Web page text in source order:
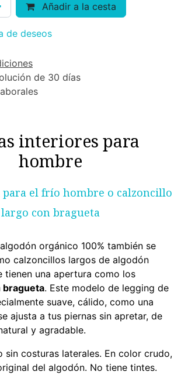
Añadir a la cesta
de deseos
de 30 días
interiores para
hombre
el frío hombre o calzoncillo
largo con bragueta
orgánico 100% también se
calzoncillos largos de algodón
tienen una apertura como los
bragueta. Este modelo de legging de
suave, cálido, como una
ajusta a tus piernas sin apretar, de
y agradable.
sin costuras laterales. En color crudo,
del algodón. No tiene tintes.